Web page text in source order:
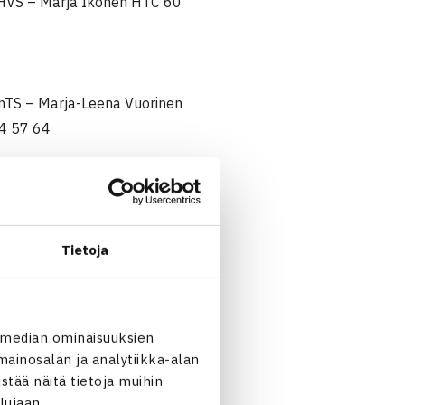
Tietoja
ominaisuuksien
ja analytiikka-alan
näitä tietoja muihin
– Marja-Leena Vuorinen
57 64
– Carola Björnström HLK
61 63
Huovilainen LTS 64 26